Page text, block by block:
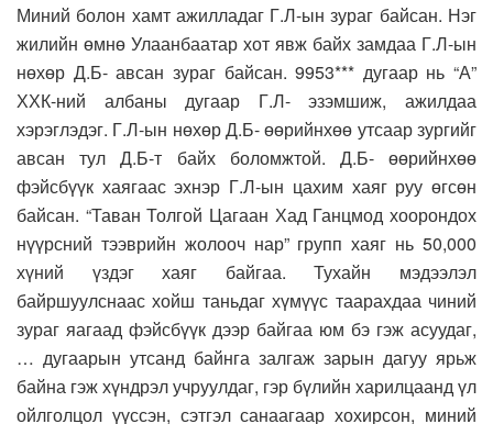
Миний болон хамт ажилладаг Г.Л-ын зураг байсан. Нэг
жилийн өмнө Улаанбаатар хот явж байх замдаа Г.Л-ын
нөхөр Д.Б- авсан зураг байсан. 9953*** дугаар нь “А”
ХХК-ний албаны дугаар Г.Л- эзэмшиж, ажилдаа
хэрэглэдэг. Г.Л-ын нөхөр Д.Б- өөрийнхөө утсаар зургийг
авсан тул Д.Б-т байх боломжтой. Д.Б- өөрийнхөө
фэйсбүүк хаягаас эхнэр Г.Л-ын цахим хаяг руу өгсөн
байсан. “Таван Толгой Цагаан Хад Ганцмод хоорондох
нүүрсний тээврийн жолооч нар” групп хаяг нь 50,000
хүний үздэг хаяг байгаа. Тухайн мэдээлэл
байршуулснаас хойш таньдаг хүмүүс таарахдаа чиний
зураг яагаад фэйсбүүк дээр байгаа юм бэ гэж асуудаг,
… дугаарын утсанд байнга залгаж зарын дагуу ярьж
байна гэж хүндрэл учруулдаг, гэр бүлийн харилцаанд үл
ойлголцол үүссэн, сэтгэл санаагаар хохирсон, миний